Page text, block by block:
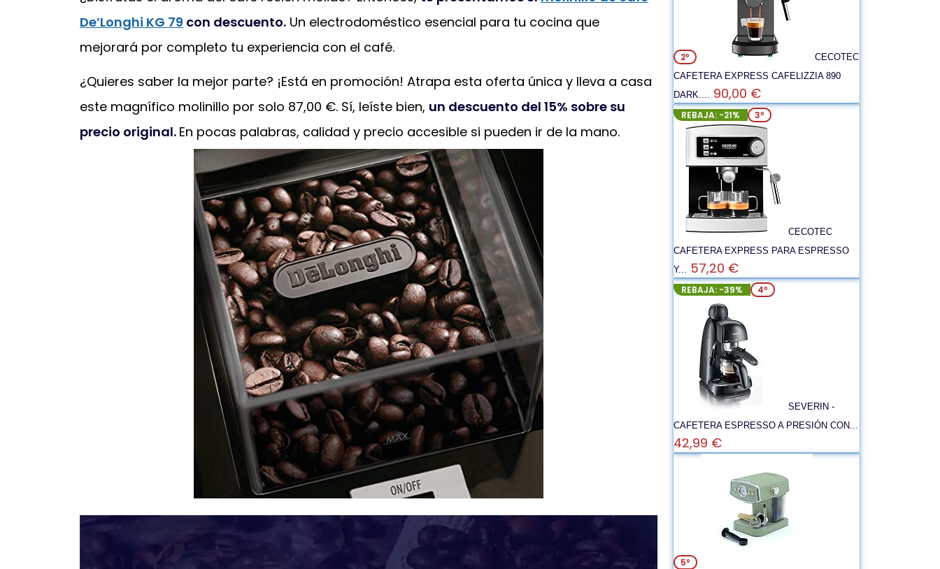
De’Longhi KG 79 con descuento. Un electrodoméstico esencial para tu cocina que
mejorará por completo tu experiencia con el café.
¿Quieres saber la mejor parte? ¡Está en promoción! Atrapa esta oferta única y lleva a casa
este magnífico molinillo por solo 87,00 €. Sí, leíste bien, un descuento del 15% sobre su
precio original. En pocas palabras, calidad y precio accesible si pueden ir de la mano.
2º
CECOTEC
CAFETERA EXPRESS CAFELIZZIA 890
DARK.... 90,00 €
REBAJA: -21% 3º
CECOTEC
CAFETERA EXPRESS PARA ESPRESSO
Y... 57,20 €
REBAJA: -39% 4º
SEVERIN -
CAFETERA ESPRESSO A PRESIÓN CON...
42,99 €
5º